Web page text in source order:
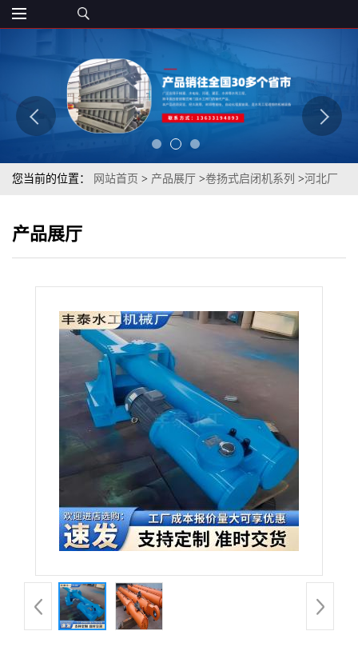
您当前的位置： 网站首页 > 产品展厅 >卷扬式启闭机系列 >河北厂
产品展厅